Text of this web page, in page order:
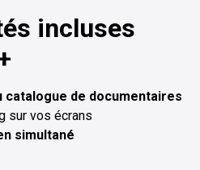
incluses
catalogue de documentaires
sur vos écrans
simultané